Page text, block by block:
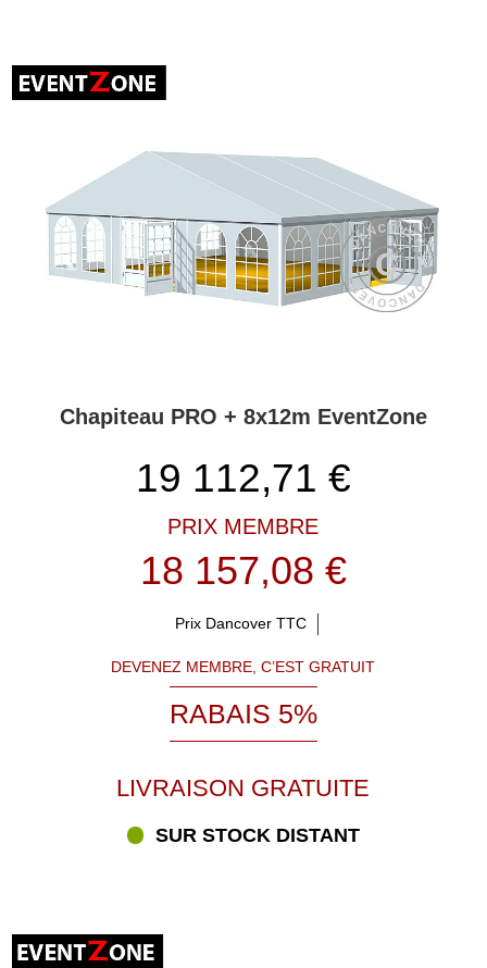
Chapiteau PRO + 8x12m EventZone
19 112,71 €
PRIX MEMBRE
18 157,08 €
Prix Dancover TTC
DEVENEZ MEMBRE, C’EST GRATUIT
RABAIS 5%
LIVRAISON GRATUITE
SUR STOCK DISTANT